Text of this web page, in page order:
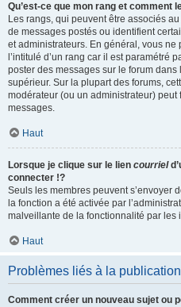
Qu’est-ce que mon rang et comment
Les rangs, qui peuvent être associés
de messages postés ou identifient
et administrateurs. En général, vous
l’intitulé d’un rang car il est paramétré
poster des messages sur le forum
supérieur. Sur la plupart des forums,
modérateur (ou un administrateur)
messages.
Haut
Lorsque je clique sur le lien courriel
connecter !?
Seuls les membres peuvent s’envoyer
la fonction a été activée par
malveillante de la fonctionnalité par les
Haut
Problèmes liés à la
Comment créer un nouveau sujet ou